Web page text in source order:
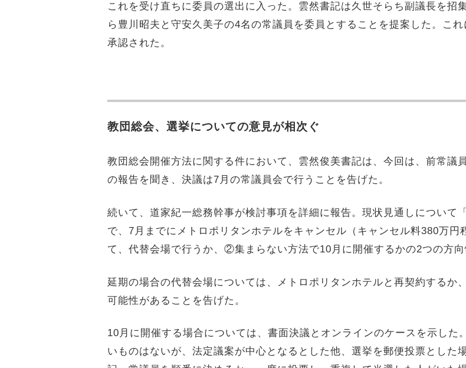
これを受け直ちに委員の選出に入った。雲然書記は久世そらち副議長を招
ら豊川昭夫と守安久美子の4名の常議員を委員とすることを提案した。こ
承認された。
教団総会、選挙についての意見が相次ぐ
教団総会開催方法に関する件において、雲然俊美書記は、今回は、前常議
の報告を聞き、決議は7月の常議員会で行うことを告げた。
続いて、道家紀一総務幹事が検討事項を詳細に報告。現状見通しについて
で、7月までにメトロポリタンホテルをキャンセル（キャンセル料380万
て、代替会場で行うか、②集まらない方法で10月に開催するかの2つの方向
延期の場合の代替会場については、メトロポリタンホテルと再契約するか
可能性があることを告げた。
10月に開催する場合については、書面決議とオンラインのケースを示した
いものはないが、法定議案が中心となるとした他、選挙を郵便投票とした